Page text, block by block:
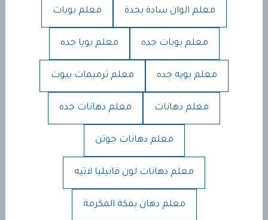
معلم الوان سادة بجدة معلم بويات
معلم بويات جده معلم بويا جده
معلم بويه جده معلم ترميمات بيوت
معلم دهانات معلم دهانات جده
معلم دهانات جوتن
معلم دهانات لون فانيليا لاتيه
معلم دهان بمكة المكرمة